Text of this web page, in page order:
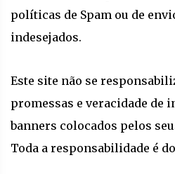
políticas de Spam ou de
indesejados.
Este site não se
promessas e veracidade de
banners colocados pelos
Toda a responsabilidade é